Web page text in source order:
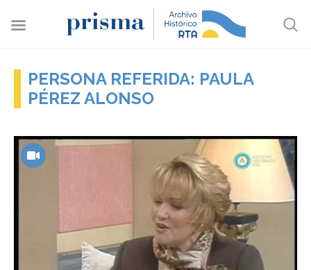
PERSONA REFERIDA: PAULA
PÉREZ ALONSO